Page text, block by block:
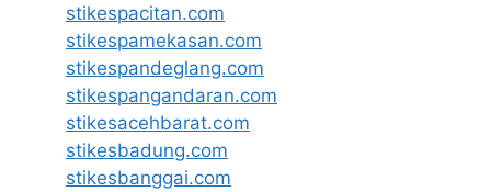
stikespacitan.com
stikespamekasan.com
stikespandeglang.com
stikespangandaran.com
stikesacehbarat.com
stikesbadung.com
stikesbanggai.com